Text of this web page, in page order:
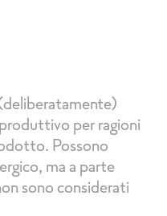
per ragioni
Possono
ma a parte
sono considerati